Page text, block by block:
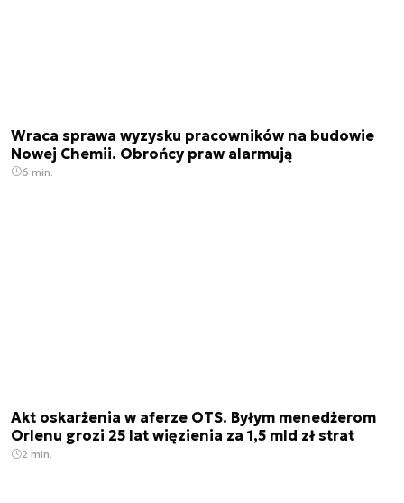
Wraca sprawa wyzysku pracowników na budowie
Nowej Chemii. Obrońcy praw alarmują
6 min.
Akt oskarżenia w aferze OTS. Byłym menedżerom
Orlenu grozi 25 lat więzienia za 1,5 mld zł strat
2 min.